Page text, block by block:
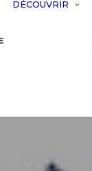
DÉCOUVRIR